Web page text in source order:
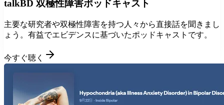
talkBD 双極性障害ポッドキャスト
主要な研究者や双極性障害を持つ人々から直接話を聞きまし
ょう。有益でエビデンスに基づいたポッドキャストです。
今すぐ聴く